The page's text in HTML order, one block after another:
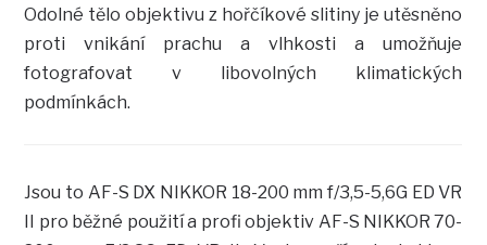
Odolné tělo objektivu z hořčíkové slitiny je utěsněno
proti vnikání prachu a vlhkosti a umožňuje
fotografovat v libovolných klimatických
podmínkách.
Jsou to AF-S DX NIKKOR 18-200 mm f/3,5-5,6G ED VR
II pro běžné použití a profi objektiv AF-S NIKKOR 70-